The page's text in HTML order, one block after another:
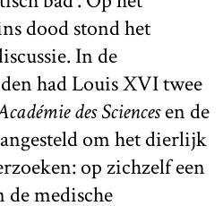
dood stond het
In de
had Louis XVI twee
des Sciencesen de
om het dierlijk
op zichzelf een
medische